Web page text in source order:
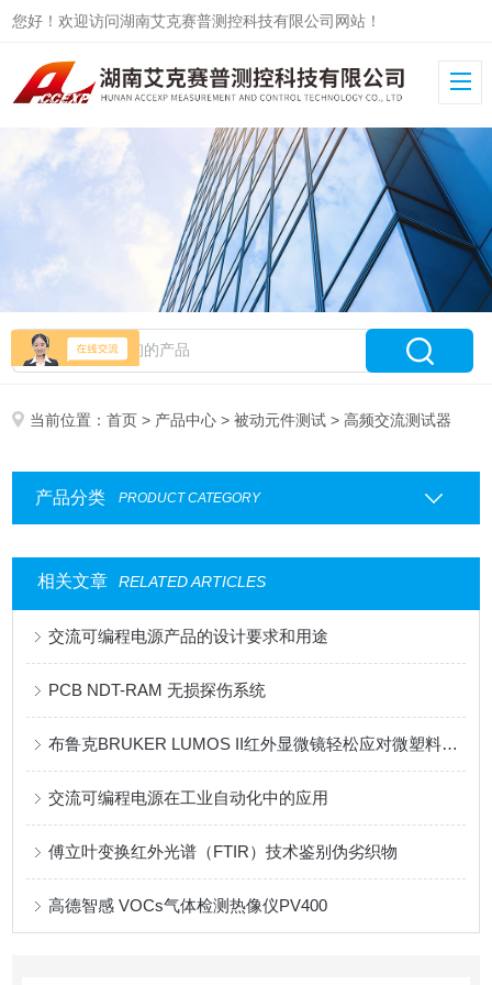
您好！欢迎访问湖南艾克赛普测控科技有限公司网站！
当前位置：首页 > 产品中心 >被动元件测试 > 高频交流测试器
产品分类 PRODUCT CATEGORY
相关文章 RELATED ARTICLES
交流可编程电源产品的设计要求和用途
PCB NDT-RAM 无损探伤系统
布鲁克BRUKER LUMOS II红外显微镜轻松应对微塑料分析
交流可编程电源在工业自动化中的应用
傅立叶变换红外光谱（FTIR）技术鉴别伪劣织物
高德智感 VOCs气体检测热像仪PV400